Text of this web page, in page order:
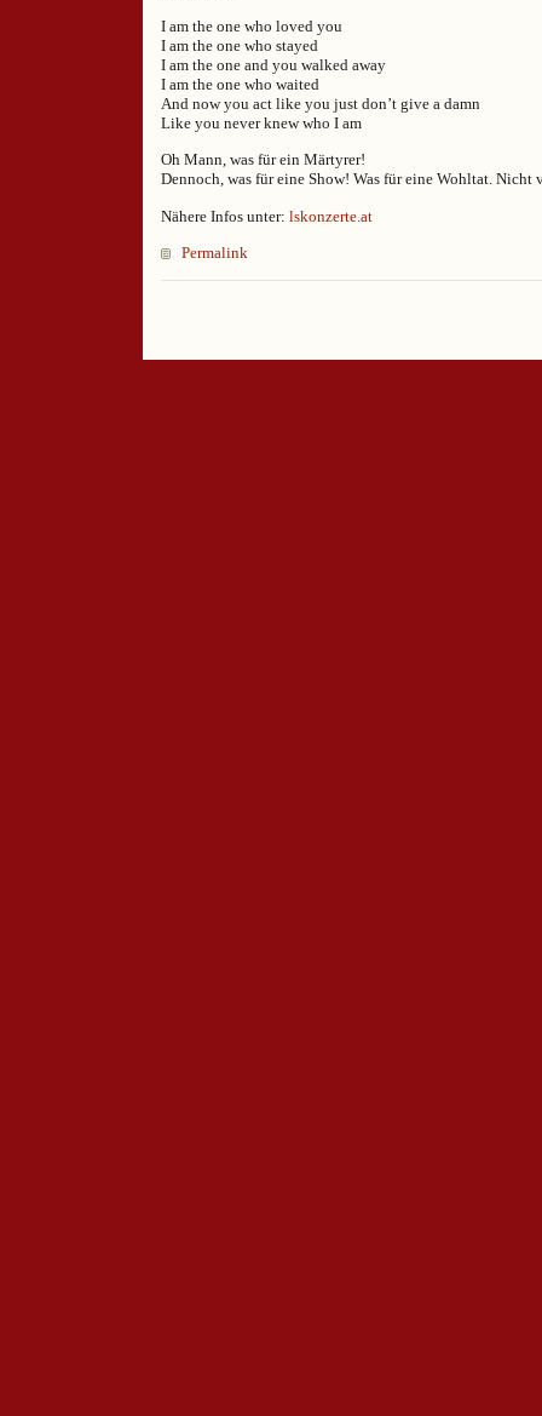
I am the one who loved you
I am the one who stayed
I am the one and you walked away
I am the one who waited
And now you act like you just don’t give a damn
Like you never knew who I am
Oh Mann, was für ein Märtyrer!
Dennoch, was für eine Show! Was für eine Wohltat. Nicht
Nähere Infos unter: lskonzerte.at
Permalink